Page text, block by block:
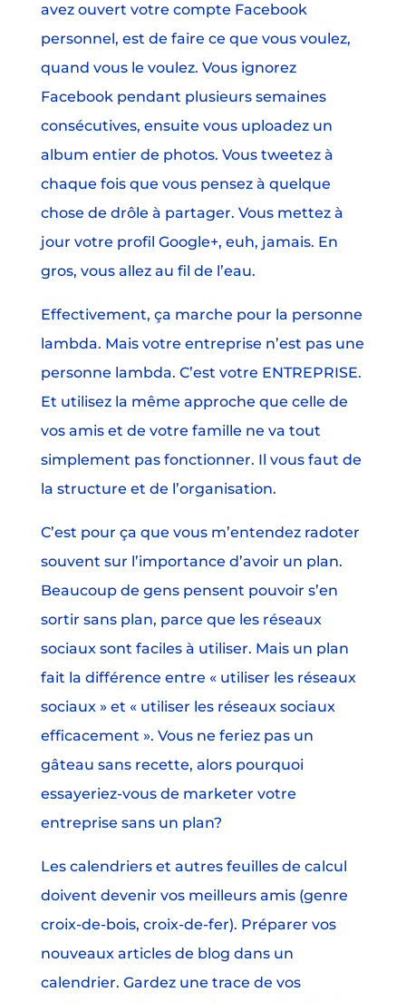
avez ouvert votre compte Facebook
personnel, est de faire ce que vous voulez,
quand vous le voulez. Vous ignorez
Facebook pendant plusieurs semaines
consécutives, ensuite vous uploadez un
album entier de photos. Vous tweetez à
chaque fois que vous pensez à quelque
chose de drôle à partager. Vous mettez à
jour votre profil Google+, euh, jamais. En
gros, vous allez au fil de l’eau.
Effectivement, ça marche pour la personne
lambda. Mais votre entreprise n’est pas une
personne lambda. C’est votre ENTREPRISE.
Et utilisez la même approche que celle de
vos amis et de votre famille ne va tout
simplement pas fonctionner. Il vous faut de
la structure et de l’organisation.
C’est pour ça que vous m’entendez radoter
souvent sur l’importance d’avoir un plan.
Beaucoup de gens pensent pouvoir s’en
sortir sans plan, parce que les réseaux
sociaux sont faciles à utiliser. Mais un plan
fait la différence entre « utiliser les réseaux
sociaux » et « utiliser les réseaux sociaux
efficacement ». Vous ne feriez pas un
gâteau sans recette, alors pourquoi
essayeriez-vous de marketer votre
entreprise sans un plan?
Les calendriers et autres feuilles de calcul
doivent devenir vos meilleurs amis (genre
croix-de-bois, croix-de-fer). Préparer vos
nouveaux articles de blog dans un
calendrier. Gardez une trace de vos